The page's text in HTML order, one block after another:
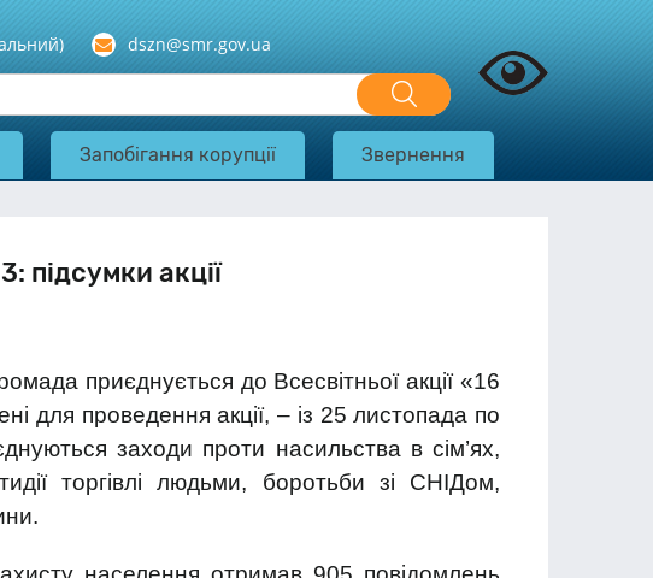
dszn@smr.gov.ua
Запобігання корупції Звернення
підсумки акції
приєднується до Всесвітньої акції «16
для проведення акції, – із 25 листопада по
заходи проти насильства в сім’ях,
торгівлі людьми, боротьби зі СНІДом,